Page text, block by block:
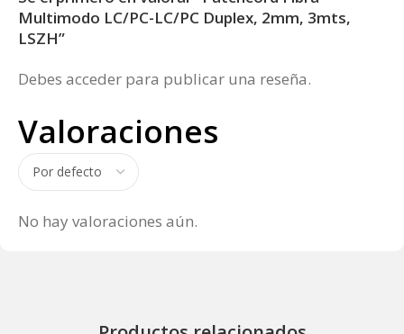
Valoraciones
No hay valoraciones aún.
Multimodo LC/PC-LC/PC Duplex, 2mm, 3mts,
LSZH”
Debes acceder para publicar una reseña.